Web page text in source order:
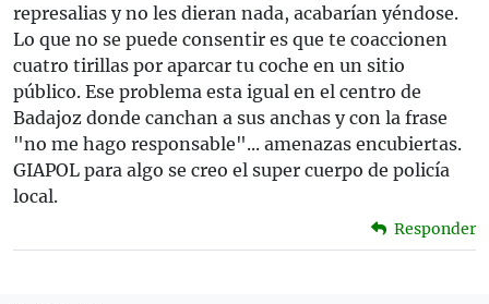
represalias y no les dieran nada, acabarían yéndose.
Lo que no se puede consentir es que te coaccionen
cuatro tirillas por aparcar tu coche en un sitio
público. Ese problema esta igual en el centro de
Badajoz donde canchan a sus anchas y con la frase
"no me hago responsable"... amenazas encubiertas.
GIAPOL para algo se creo el super cuerpo de policía
local.
Responder